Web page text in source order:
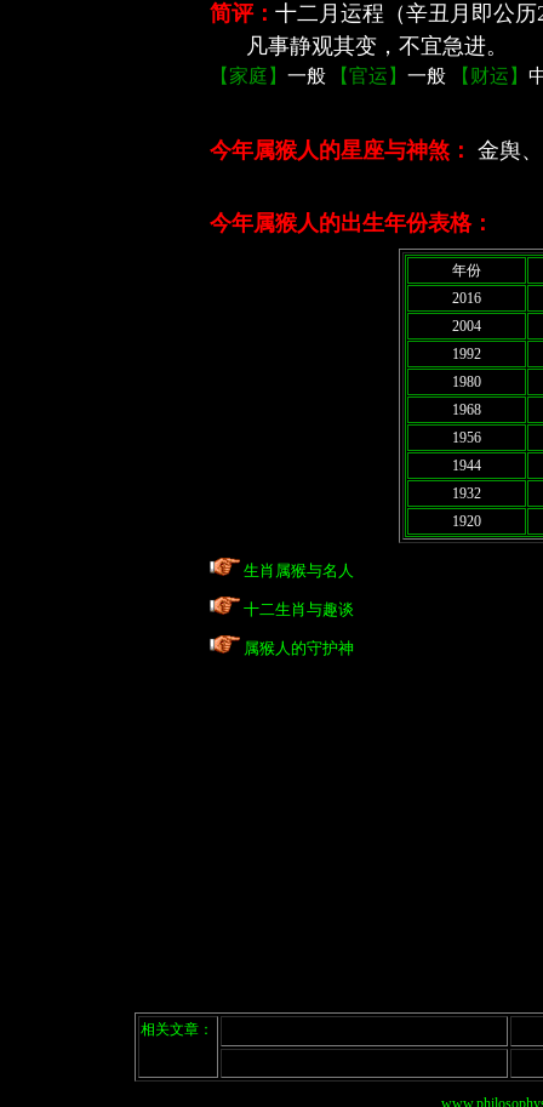
简评： 十二月运程 （辛丑月即公
凡事静观其变，不宜急进。
【家庭】 一般 【官运】 一般 【财运】
今年属猴人的星座与神煞： 金舆
今年属猴人的出生年份表格：
年份
2016
2004
1992
1980
1968
1956
1944
1932
1920
生肖属猴与名人
十二生肖与趣谈
属猴人的守护神
相关文章：